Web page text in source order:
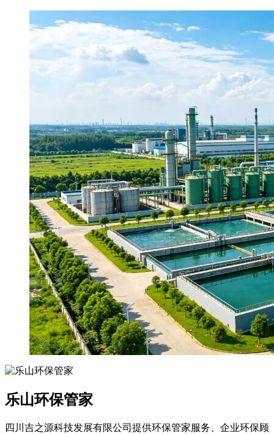
乐山环保管家
四川吉之源科技发展有限公司提供环保管家服务、企业环保顾